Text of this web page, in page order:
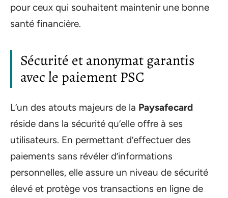
pour ceux qui souhaitent maintenir une bonne
santé financière.
Sécurité et anonymat garantis
avec le paiement PSC
L’un des atouts majeurs de la Paysafecard
réside dans la sécurité qu’elle offre à ses
utilisateurs. En permettant d’effectuer des
paiements sans révéler d’informations
personnelles, elle assure un niveau de sécurité
élevé et protège vos transactions en ligne de